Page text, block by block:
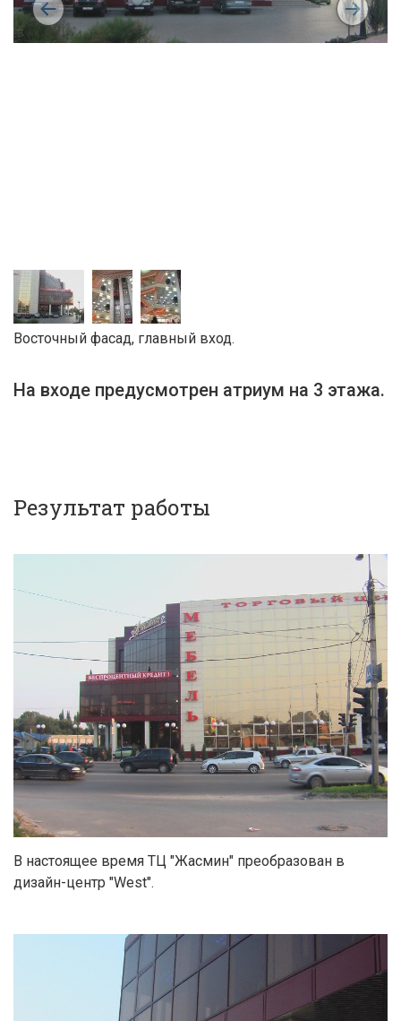
Восточный фасад, главный вход.
На входе предусмотрен атриум на 3 этажа.
Результат работы
В настоящее время ТЦ "Жасмин" преобразован в
дизайн-центр "West".